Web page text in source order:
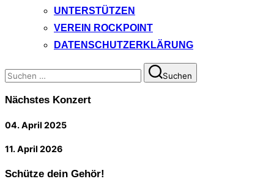
UNTERSTÜTZEN
VEREIN ROCKPOINT
DATENSCHUTZERKLÄRUNG
Suchen
nach:
Suchen
Nächstes Konzert
04. April 2025
11. April 2026
Schütze dein Gehör!